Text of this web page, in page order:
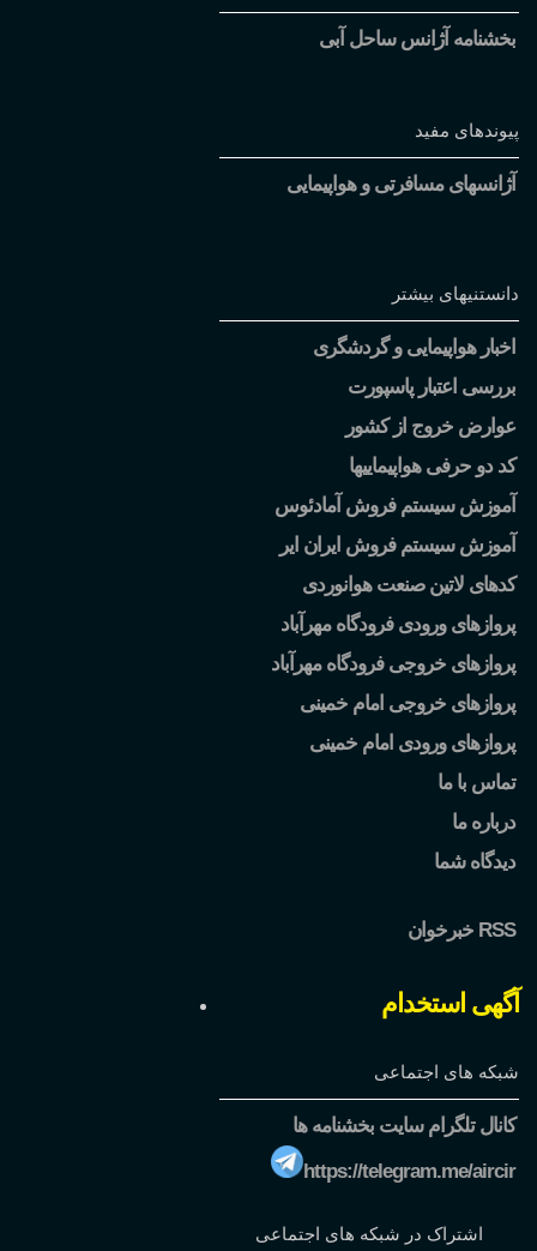
بخشنامه آژانس ساحل آبی
پیوندهای مفید
آژانسهای مسافرتی و هواپیمایی
دانستنیهای بیشتر
اخبار هواپیمایی و گردشگری
بررسی اعتبار پاسپورت
عوارض خروج از کشور
کد دو حرفی هواپیماییها
آموزش سیستم فروش آمادئوس
آموزش سیستم فروش ایران ایر
کدهای لاتین صنعت هوانوردی
پروازهای ورودی فرودگاه مهرآباد
پروازهای خروجی فرودگاه مهرآباد
پروازهای خروجی امام خمینی
پروازهای ورودی امام خمینی
تماس با ما
درباره ما
دیدگاه شما
خبرخوان RSS
آگهی استخدام
شبکه های اجتماعی
کانال تلگرام سایت بخشنامه ها
https://telegram.me/aircir
اشتراک در شبکه های اجتماعی